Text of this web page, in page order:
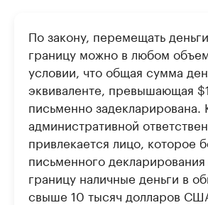
По закону, перемещать
границу можно в любом
условии, что общая сумма
эквиваленте, превышающая
письменно задекларирована.
административной
привлекается лицо, которое
письменного декларирования
границу наличные деньги в
свыше 10 тысяч долларов